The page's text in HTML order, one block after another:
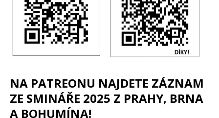
NA PATREONU NAJDETE ZÁZNAM
ZE SMINÁŘE 2025 Z PRAHY, BRNA
A BOHUMÍNA!